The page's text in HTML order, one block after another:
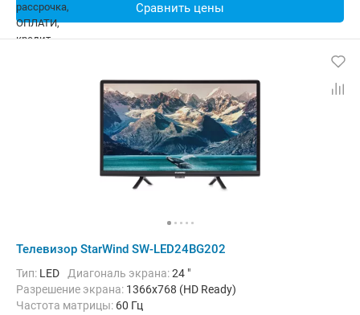
Сравнить цены
Телевизор StarWind SW-LED24BG202
Тип: LED Диагональ экрана:24 "
Разрешение экрана: 1366x768 (HD Ready)
Частота матрицы: 60 Гц